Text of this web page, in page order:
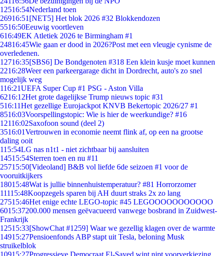
12516:54Nederland toen
26916:51 [NET5] Het blok 2026 #32 Blokkendozen
5516:50Eeuwig voortleven
616:49EK Atletiek 2026 te Birmingham #1
24816:45Wie gaan er dood in 2026?Post met een vleugje cynisme de
overledenen.
12716:35[SBS6] De Bondgenoten #318 Een klein kusje moet kunnen
2216:28Weer een parkeergarage dicht in Dordrecht, auto's zo snel
mogelijk weg
116:21UEFA Super Cup #1 PSG - Aston Villa
6216:12Het grote dagelijkse Trump nieuws topic #31
516:11Het gezellige Eurojackpot KNVB Bekertopic 2026/27 #1
8516:03Voorspellingstopic: Wie is hier de weerkundige? #16
12116:02Saxofoon sound (deel 2)
3516:01Vertrouwen in economie neemt flink af, op een na grootse
daling ooit
115:54LG nas n1t1 - niet zichtbaar bij aansluiten
14515:54Sterren toen en nu #11
25715:50[Videoland] B&B vol liefde 6de seizoen #1 voor de
vooruitkijkers
18015:48Wat is jullie binnenhuistemperatuur? #81 Horrorzomer
11115:48Koopzegels sparen bij AH duurt straks 2x zo lang
27515:46Het enige echte LEGO-topic #45 LEGOOOOOOOOOOO
6015:37200.000 mensen geëvacueerd vanwege bosbrand in Zuidwest-
Frankrijk
12515:33[ShowChat #1259] Waar we gezellig klagen over de warmte
14915:27Pensioenfonds ABP stapt uit Tesla, beloning Musk
struikelblok
10915:27Progressieve Democraat El-Sayed wint nipt voorverkiezing